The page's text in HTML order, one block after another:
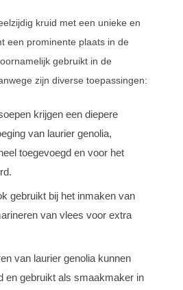
kruid met een unieke en
een prominente plaats in de
gebruikt in de
zijn diverse toepassingen:
krijgen een diepere
van laurier genolia,
toegevoegd en voor het
gebruikt bij het inmaken van
van vlees voor extra
van laurier genolia kunnen
en gebruikt als smaakmaker in